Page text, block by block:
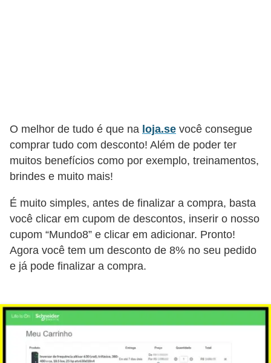
O melhor de tudo é que na loja.se você consegue
comprar tudo com desconto! Além de poder ter
muitos benefícios como por exemplo, treinamentos,
brindes e muito mais!
É muito simples, antes de finalizar a compra, basta
você clicar em cupom de descontos, inserir o nosso
cupom “Mundo8” e clicar em adicionar. Pronto!
Agora você tem um desconto de 8% no seu pedido
e já pode finalizar a compra.
s
e
s
q
u
e
a
s
e